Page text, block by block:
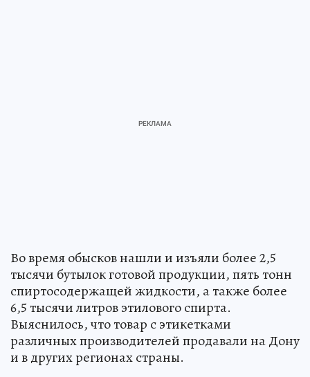
Во время обысков нашли и изъяли более 2,5
тысячи бутылок готовой продукции, пять тонн
спиртосодержащей жидкости, а также более
6,5 тысячи литров этилового спирта.
Выяснилось, что товар с этикетками
различных производителей продавали на Дону
и в других регионах страны.